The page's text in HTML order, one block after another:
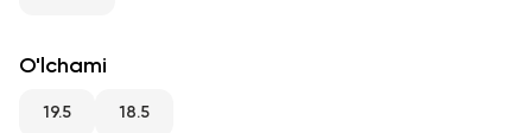
RU
O'lchami
19.5 18.5